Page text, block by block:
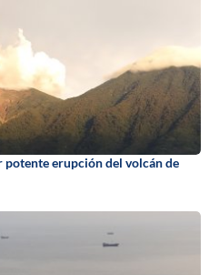
potente erupción del volcán de